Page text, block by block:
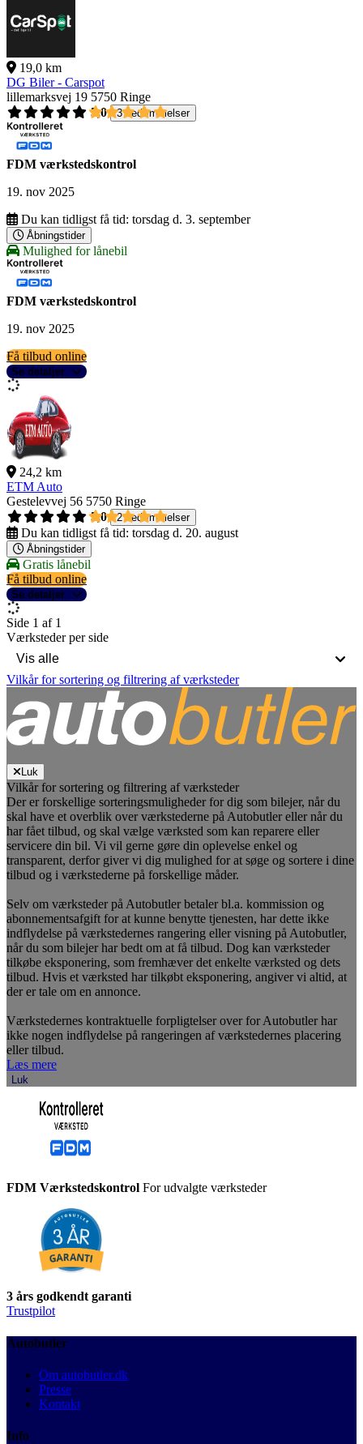
19,0 km
DG Biler - Carspot
lillemarksvej 19 5750 Ringe
5,0
3 bedømmelser
FDM værkstedskontrol
19. nov 2025
Du kan tidligst få tid: torsdag d. 3. september
Åbningstider
Mulighed for lånebil
FDM værkstedskontrol
19. nov 2025
Få tilbud online
Se detaljer
24,2 km
ETM Auto
Gestelevvej 56 5750 Ringe
5,0
2 bedømmelser
Du kan tidligst få tid: torsdag d. 20. august
Åbningstider
Gratis lånebil
Få tilbud online
Se detaljer
Side 1 af 1
Værksteder per side
Vilkår for sortering og filtrering af værksteder
Luk
Vilkår for sortering og filtrering af værksteder
Der er forskellige sorteringsmuligheder for dig som bilejer, når du
skal have et overblik over værkstederne på Autobutler eller når du
har fået tilbud, og skal vælge værksted som kan reparere eller
servicere din bil. Vi vil gerne gøre din oplevelse enkel og
transparent, derfor giver vi dig mulighed for at søge og sortere i dine
tilbud og i værkstederne på forskellige måder.
Selv om værksteder på Autobutler betaler bl.a. kommission og
abonnementsafgift for at kunne benytte tjenesten, har dette ikke
indflydelse på værkstedernes rangering eller visning på Autobutler,
når du som bilejer har bedt om at få tilbud. Dog kan værksteder
tilkøbe eksponering, som fremhæver det enkelte værksted og dets
tilbud. Hvis et værksted har tilkøbt eksponering, angiver vi altid, at
der er tale om en annonce.
Værkstedernes kontraktuelle forpligtelser over for Autobutler har
ikke nogen indflydelse på rangeringen af værkstedernes placering
eller tilbud.
Læs mere
Luk
FDM Værkstedskontrol For udvalgte værksteder
3 års godkendt garanti
Trustpilot
Autobutler
Om autobutler.dk
Presse
Kontakt
Info